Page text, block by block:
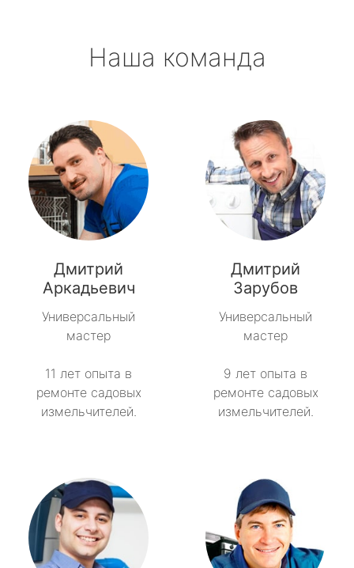
Наша команда
Дмитрий
Аркадьевич
Универсальный
мастер
11 лет опыта в
ремонте садовых
измельчителей.
Дмитрий
Зарубов
Универсальный
мастер
9 лет опыта в
ремонте садовых
измельчителей.